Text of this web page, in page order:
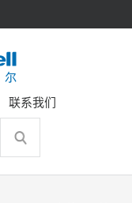
联系我们